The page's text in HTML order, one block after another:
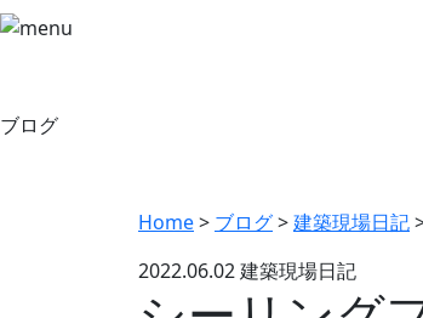
ブログ
Home> ブログ>建築現場日記
2022.06.02建築現場日記